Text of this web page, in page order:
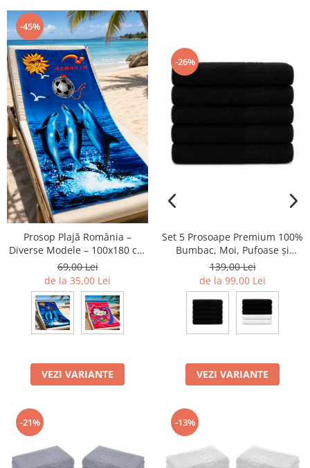
-45%
Prosop Plajă România –
Diverse Modele – 100x180 cm
/ 70x150 cm
69,00 Lei
de la 35,00 Lei
VEZI VARIANTE
-26%
Set 5 Prosoape Premium 100%
Bumbac, Moi, Pufoase și
Foarte Absorbante
139,00 Lei
de la 99,00 Lei
VEZI VARIANTE
-21% -13%